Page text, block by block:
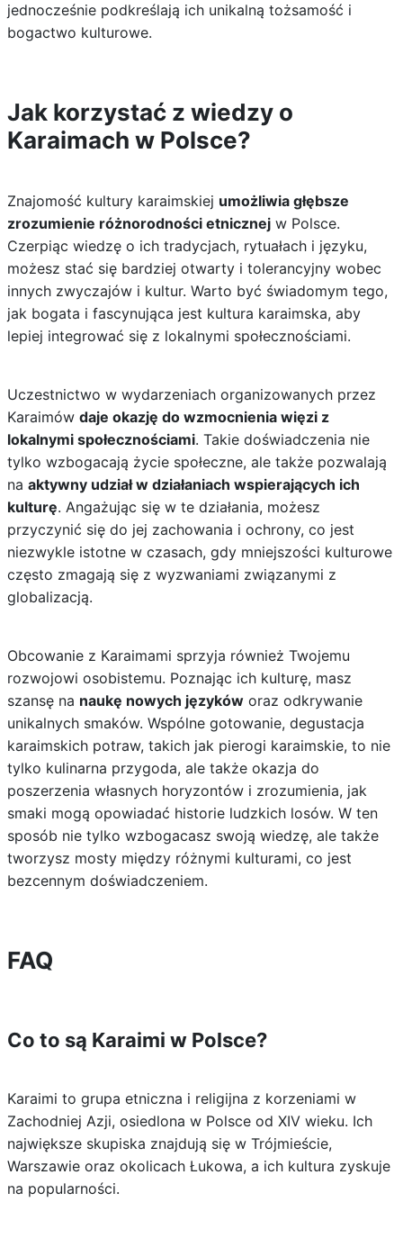
jednocześnie podkreślają ich unikalną tożsamość i
bogactwo kulturowe.
Jak korzystać z wiedzy o
Karaimach w Polsce?
Znajomość kultury karaimskiej umożliwia głębsze
zrozumienie różnorodności etnicznejw Polsce.
Czerpiąc wiedzę o ich tradycjach, rytuałach i języku,
możesz stać się bardziej otwarty i tolerancyjny wobec
innych zwyczajów i kultur. Warto być świadomym tego,
jak bogata i fascynująca jest kultura karaimska, aby
lepiej integrować się z lokalnymi społecznościami.
Uczestnictwo w wydarzeniach organizowanych przez
Karaimów daje okazję do wzmocnienia więzi z
lokalnymi społecznościami. Takie doświadczenia nie
tylko wzbogacają życie społeczne, ale także pozwalają
na aktywny udział w działaniach wspierających ich
kulturę. Angażując się w te działania, możesz
przyczynić się do jej zachowania i ochrony, co jest
niezwykle istotne w czasach, gdy mniejszości kulturowe
często zmagają się z wyzwaniami związanymi z
globalizacją.
Obcowanie z Karaimami sprzyja również Twojemu
rozwojowi osobistemu. Poznając ich kulturę, masz
szansę na naukę nowych językóworaz odkrywanie
unikalnych smaków. Wspólne gotowanie, degustacja
karaimskich potraw, takich jak pierogi karaimskie, to nie
tylko kulinarna przygoda, ale także okazja do
poszerzenia własnych horyzontów i zrozumienia, jak
smaki mogą opowiadać historie ludzkich losów. W ten
sposób nie tylko wzbogacasz swoją wiedzę, ale także
tworzysz mosty między różnymi kulturami, co jest
bezcennym doświadczeniem.
FAQ
Co to są Karaimi w Polsce?
Karaimi to grupa etniczna i religijna z korzeniami w
Zachodniej Azji, osiedlona w Polsce od XIV wieku. Ich
największe skupiska znajdują się w Trójmieście,
Warszawie oraz okolicach Łukowa, a ich kultura zyskuje
na popularności.